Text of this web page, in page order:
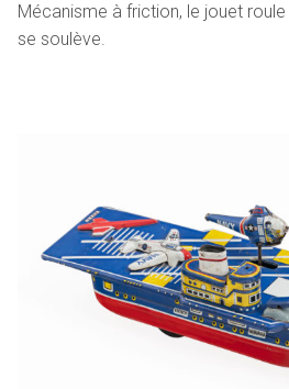
Mécanisme à friction, le jouet roule
se soulève.